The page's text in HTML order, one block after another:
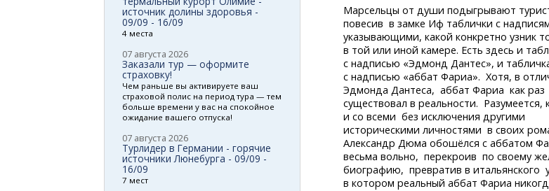
Марсельцы от души подыгрывают
повесив в замке Иф таблички с
указывающими, какой конкретно узник
в той или иной камере. Есть здесь и
с надписью «Эдмонд Дантес», и
с надписью «аббат Фариа». Хотя, в
Эдмонда Дантеса, аббат Фариа как раз
существовал в реальности. Разумеется,
и со всеми без исключения другими
историческими личностями в своих
Александр Дюма обошёлся с аббатом
весьма вольно, перекроив по своему
биографию, превратив в итальянского
в котором реальный аббат Фариа
источник долины здоровья -
09/09 - 16/09
4 места
07 августа 2026
Заказали тур — оформите
страховку!
Чем раньше вы активируете ваш
страховой полис на период тура — тем
больше времени у вас на спокойное
ожидание вашего отпуска!
07 августа 2026
Турлидер в Германии - горячие
источники Люнебурга - 09/09 -
16/09
7 мест